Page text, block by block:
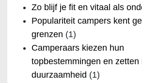
Zo blijf je fit en vitaal als
Populariteit campers kent
grenzen (1)
Camperaars kiezen hun
topbestemmingen en zetten
duurzaamheid (1)